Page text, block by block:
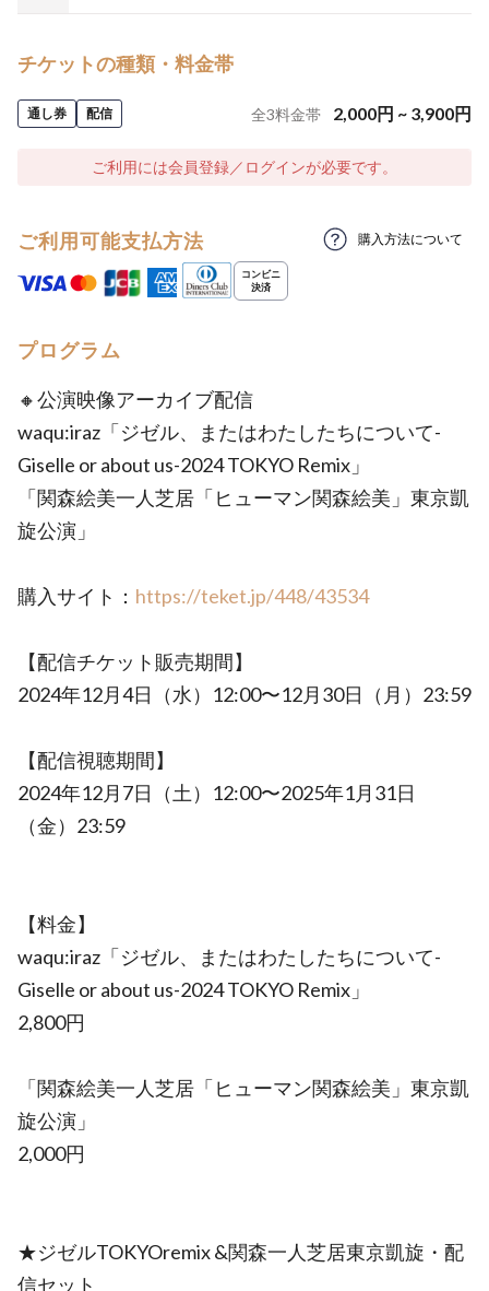
チケットの種類・料金帯
通し券 配信 全3料金帯 2,000円 ~ 3,900円
ご利用には会員登録／ログインが必要です。
ご利用可能支払方法 購入方法について
プログラム
🔸公演映像アーカイブ配信
waqu:iraz「ジゼル、またはわたしたちについて-
Giselle or about us-2024 TOKYO Remix」
「関森絵美一人芝居「ヒューマン関森絵美」東京凱
旋公演」
購入サイト： https://teket.jp/448/43534
【配信チケット販売期間】
2024年12月4日（水）12:00〜12月30日（月）23:59
【配信視聴期間】
2024年12月7日（土）12:00〜2025年1月31日
（金）23:59
【料金】
waqu:iraz「ジゼル、またはわたしたちについて-
Giselle or about us-2024 TOKYO Remix」
2,800円
「関森絵美一人芝居「ヒューマン関森絵美」東京凱
旋公演」
2,000円
★ジゼルTOKYOremix &関森一人芝居東京凱旋・配
信セット